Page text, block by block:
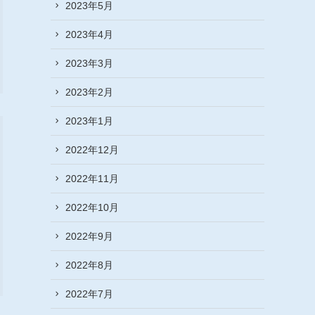
2023年5月
2023年4月
2023年3月
2023年2月
2023年1月
2022年12月
2022年11月
2022年10月
2022年9月
2022年8月
2022年7月